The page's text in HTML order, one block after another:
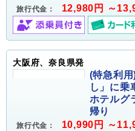
旅行代金： 12,980円 ～
大阪府、奈良県発
(特急利
し」に乗
ホテルグ
帰り
旅行代金： 10,990円 ～